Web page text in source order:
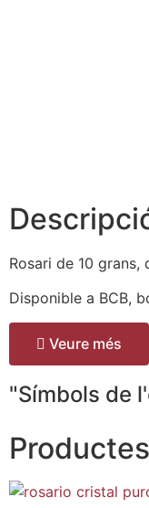
Rosari de 10
Disponible a BCB,
Veure més
"Símbols de